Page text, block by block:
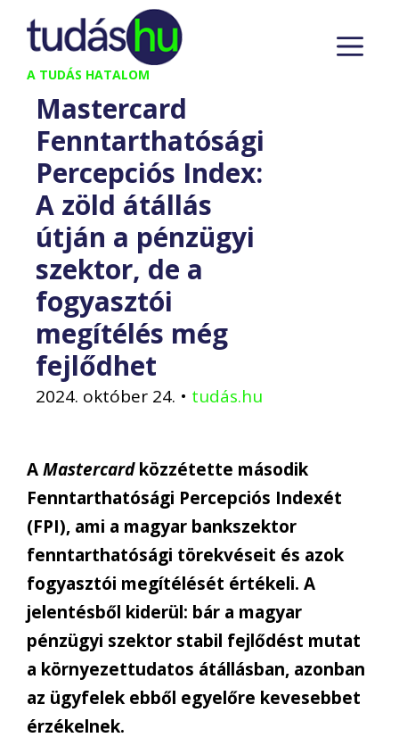
Kilépés
tartalomba
A TUDÁS HATALOM
Mastercard
Fenntarthatósági
Percepciós Index:
A zöld átállás
útján a pénzügyi
szektor, de a
fogyasztói
megítélés még
fejlődhet
2024. október 24. • tudás.hu
AMastercardközzétette második
Fenntarthatósági Percepciós Indexét
(FPI), ami a magyar bankszektor
fenntarthatósági törekvéseit és azok
fogyasztói megítélését értékeli. A
jelentésből kiderül: bár a magyar
pénzügyi szektor stabil fejlődést mutat
a környezettudatos átállásban, azonban
az ügyfelek ebből egyelőre kevesebbet
érzékelnek.